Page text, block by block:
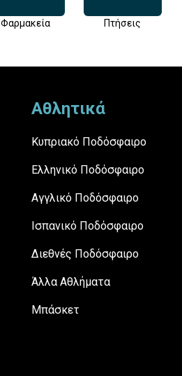
Φαρμακεία Πτήσεις
Αθλητικά
Κυπριακό Ποδόσφαιρο
Ελληνικό Ποδόσφαιρο
Αγγλικό Ποδόσφαιρο
Ισπανικό Ποδόσφαιρο
Διεθνές Ποδόσφαιρο
Άλλα Αθλήματα
Μπάσκετ